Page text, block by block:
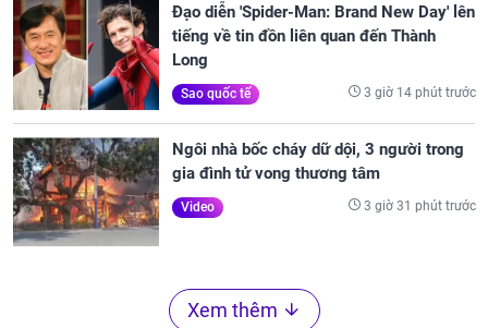
Đạo diễn 'Spider-Man: Brand New Day' lên
tiếng về tin đồn liên quan đến Thành
Long
Sao quốc tế 3 giờ 14 phút trước
Ngôi nhà bốc cháy dữ dội, 3 người trong
gia đình tử vong thương tâm
Video 3 giờ 31 phút trước
Xem thêm